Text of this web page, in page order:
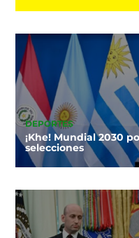
DEPORTES
¡Khe! Mundial 2030
selecciones